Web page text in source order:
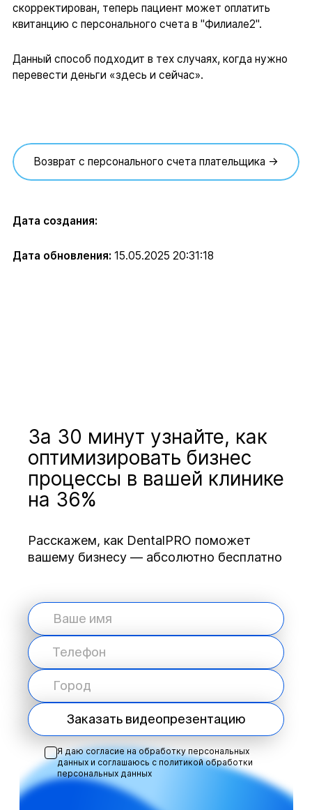
скорректирован, теперь пациент может оплатить
квитанцию с персонального счета в "Филиале2".
Данный способ подходит в тех случаях, когда нужно
перевести деньги «здесь и сейчас».
Возврат с персонального счета плательщика →
Дата создания:
Дата обновления: 15.05.2025 20:31:18
За 30 минут узнайте, как
оптимизировать бизнес
процессы в вашей клинике
на 36%
Расскажем, как DentalPRO поможет
вашему бизнесу — абсолютно бесплатно
Заказать видеопрезентацию
Я даю согласие на обработку персональных
данных и соглашаюсь с политикой обработки
персональных данных